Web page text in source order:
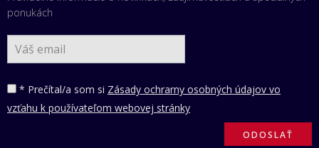
ponukách
* Prečítal/a som si Zásady ochrarny osobných údajov vo
vzťahu k používateľom webovej stránky